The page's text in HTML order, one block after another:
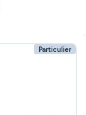
Particulier